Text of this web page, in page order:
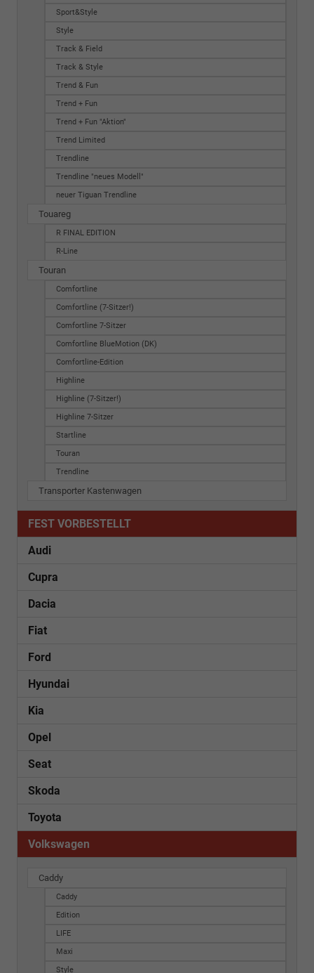
Sport&Style
Style
Track & Field
Track & Style
Trend & Fun
Trend + Fun
Trend + Fun "Aktion"
Trend Limited
Trendline
Trendline "neues Modell"
neuer Tiguan Trendline
Touareg
R FINAL EDITION
R-Line
Touran
Comfortline
Comfortline (7-Sitzer!)
Comfortline 7-Sitzer
Comfortline BlueMotion (DK)
Comfortline-Edition
Highline
Highline (7-Sitzer!)
Highline 7-Sitzer
Startline
Touran
Trendline
Transporter Kastenwagen
FEST VORBESTELLT
Audi
Cupra
Dacia
Fiat
Ford
Hyundai
Kia
Opel
Seat
Skoda
Toyota
Volkswagen
Caddy
Caddy
Edition
LIFE
Maxi
Style